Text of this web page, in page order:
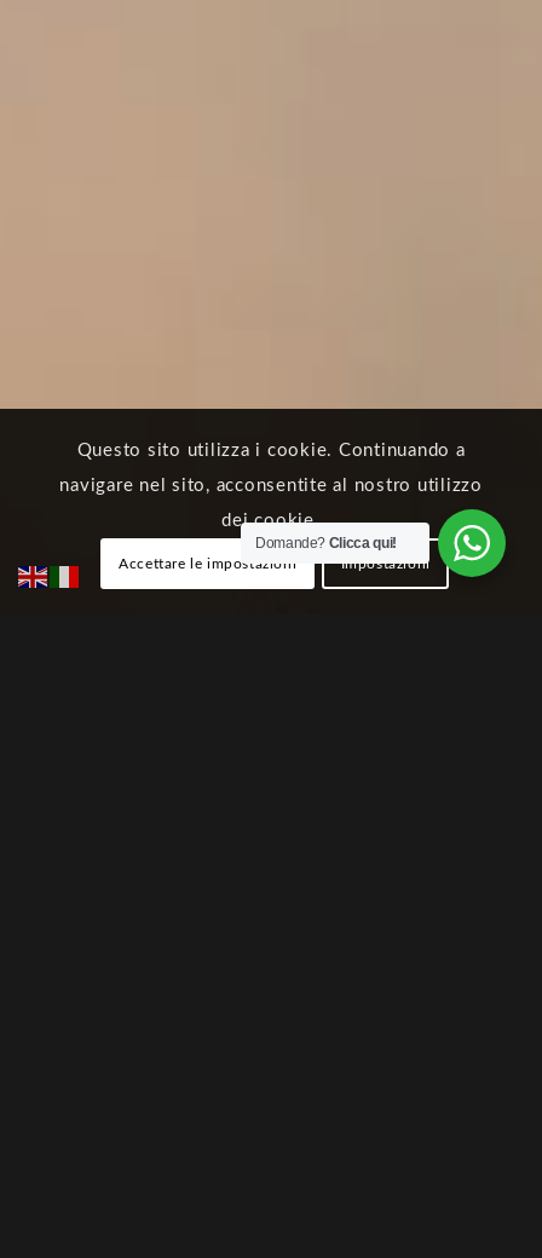
Questo sito utilizza i cookie. Continuando a
navigare nel sito, acconsentite al nostro utilizzo
dei cookie.
Accettare le impostazioni Impostazioni
Domande? Clicca qui!